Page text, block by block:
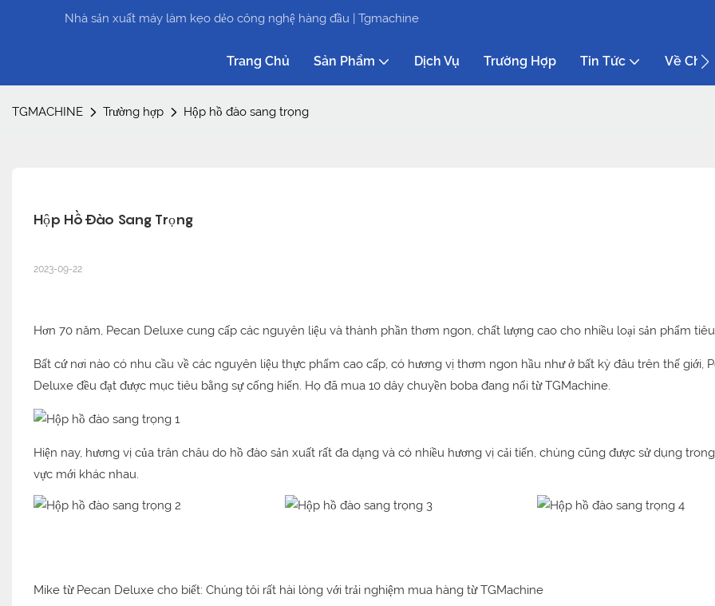
Nhà sản xuất máy làm kẹo dẻo công nghệ hàng đầu | Tgmachine
Trang Chủ Sản Phẩm Dịch Vụ Trường Hợp Tin Tức Về
TGMACHINE Trường hợp Hộp hồ đào sang trọng
Hộp Hồ Đào Sang Trọng
2023-09-22
Hơn 70 năm, Pecan Deluxe cung cấp các nguyên liệu và thành phần thơm ngon, chất lượng cao cho nhiều loại sản phẩm
Bất cứ nơi nào có nhu cầu về các nguyên liệu thực phẩm cao cấp, có hương vị thơm ngon hầu như ở bất kỳ đâu trên thế giới,
Deluxe đều đạt được mục tiêu bằng sự cống hiến. Họ đã mua 10 dây chuyền boba đang nổi từ TGMachine.
Hiện nay, hương vị của trân châu do hồ đào sản xuất rất đa dạng và có nhiều hương vị cải tiến, chúng cũng được sử dụng
vực mới khác nhau.
Mike từ Pecan Deluxe cho biết: Chúng tôi rất hài lòng với trải nghiệm mua hàng từ TGMachine